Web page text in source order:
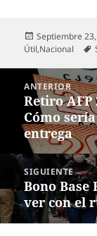
Publicado
el
Septiembre
Útil,Nacional
Navegación
entradas
ANTERIOR
Entrada
anterior:
Retiro
Cómo
entrega
SIGUIENTE
Entrada
siguiente:
Bono
ver con el